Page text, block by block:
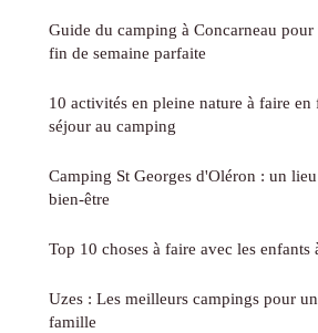
Guide du camping à Concarneau pour
fin de semaine parfaite
10 activités en pleine nature à faire
séjour au camping
Camping St Georges d'Oléron : un
bien-être
Top 10 choses à faire avec les enfants
Uzes : Les meilleurs campings pour
famille